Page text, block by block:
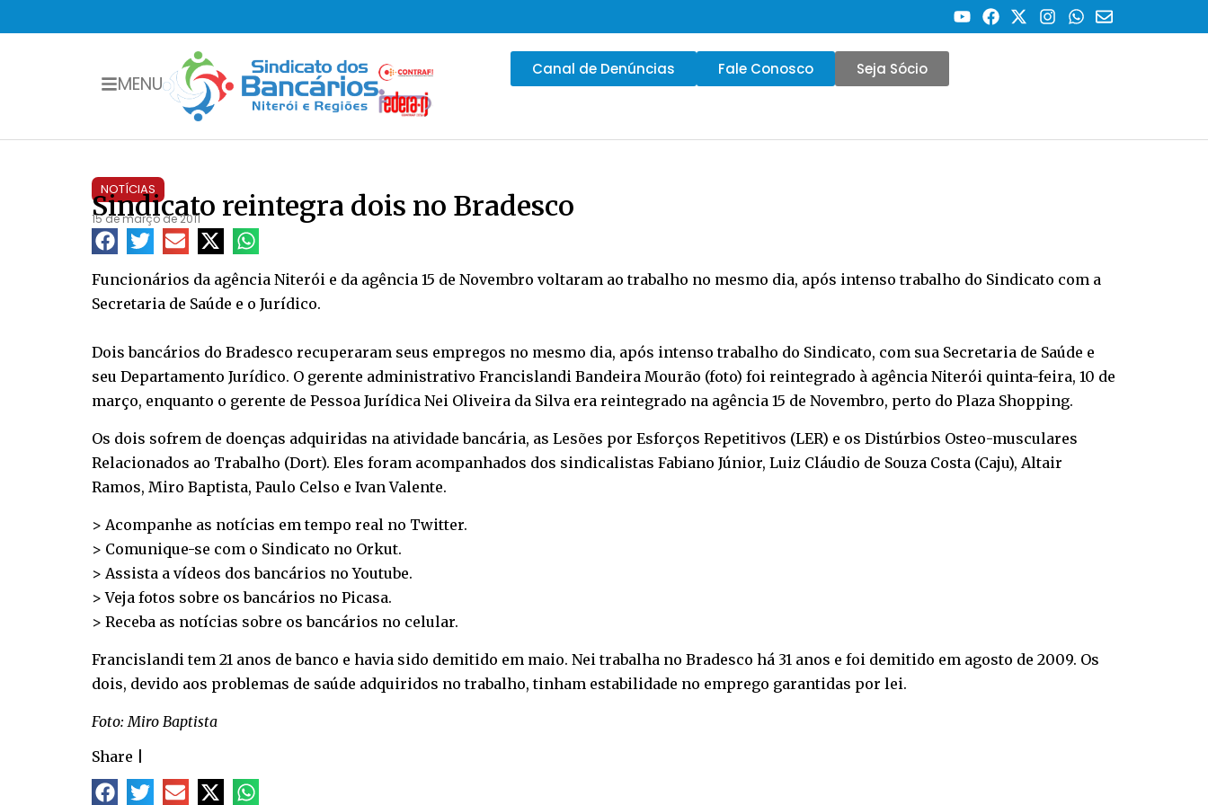
MENU
Canal de Denúncias Fale Conosco Seja Sócio
NOTÍCIAS
Sindicato reintegra dois no Bradesco
15 de março de 2011
Funcionários da agência Niterói e da agência 15 de Novembro voltaram ao trabalho no mesmo dia, após intenso trabalho do Sindicato com a
Secretaria de Saúde e o Jurídico.
Dois bancários do Bradesco recuperaram seus empregos no mesmo dia, após intenso trabalho do Sindicato, com sua Secretaria de Saúde e
seu Departamento Jurídico. O gerente administrativo Francislandi Bandeira Mourão (foto) foi reintegrado à agência Niterói quinta-feira, 10 de
março, enquanto o gerente de Pessoa Jurídica Nei Oliveira da Silva era reintegrado na agência 15 de Novembro, perto do Plaza Shopping.
Os dois sofrem de doenças adquiridas na atividade bancária, as Lesões por Esforços Repetitivos (LER) e os Distúrbios Osteo-musculares
Relacionados ao Trabalho (Dort). Eles foram acompanhados dos sindicalistas Fabiano Júnior, Luiz Cláudio de Souza Costa (Caju), Altair
Ramos, Miro Baptista, Paulo Celso e Ivan Valente.
> Acompanhe as notícias em tempo real no Twitter.
> Comunique-se com o Sindicato no Orkut.
> Assista a vídeos dos bancários noYoutube.
> Veja fotos sobre os bancários no Picasa.
> Receba as notícias sobre os bancários no celular.
Francislandi tem 21 anos de banco e havia sido demitido em maio. Nei trabalha no Bradesco há 31 anos e foi demitido em agosto de 2009. Os
dois, devido aos problemas de saúde adquiridos no trabalho, tinham estabilidade no emprego garantidas por lei.
Foto: Miro Baptista
Share